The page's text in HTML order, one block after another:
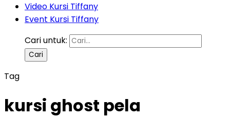
Video Kursi Tiffany
Event Kursi Tiffany
Cari untuk:
Tag
kursi ghost pela